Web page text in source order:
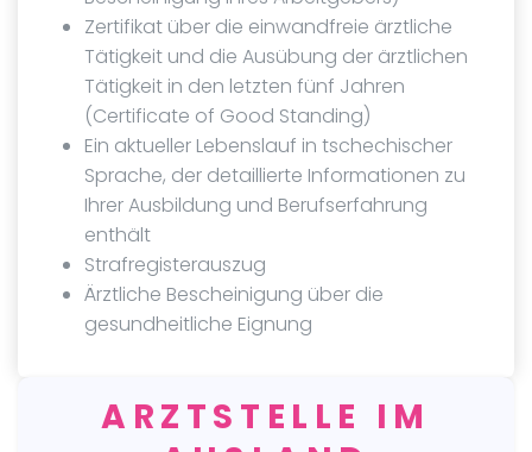
Zertifikat über die einwandfreie ärztliche
Tätigkeit und die Ausübung der ärztlichen
Tätigkeit in den letzten fünf Jahren
(Certificate of Good Standing)
Ein aktueller Lebenslauf in tschechischer
Sprache, der detaillierte Informationen zu
Ihrer Ausbildung und Berufserfahrung
enthält
Strafregisterauszug
Ärztliche Bescheinigung über die
gesundheitliche Eignung
ARZTSTELLE IM